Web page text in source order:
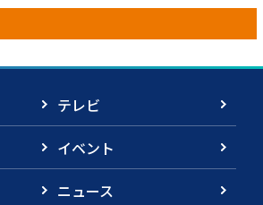
テレビ
イベント
ニュース